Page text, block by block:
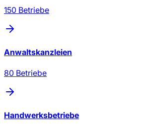
150 Betriebe
Anwaltskanzleien
80 Betriebe
Handwerksbetriebe